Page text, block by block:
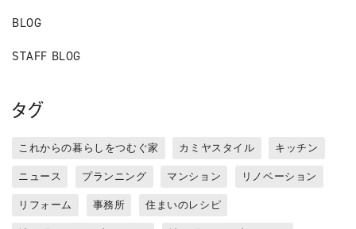
BLOG
STAFF BLOG
タグ
これからの暮らしをつむぐ家 カミヤスタイル キッチン
ニュース プランニング マンション リノベーション
リフォーム 事務所 住まいのレシピ